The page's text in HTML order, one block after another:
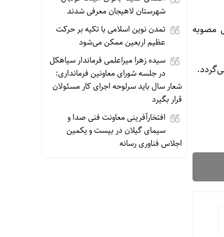
براساس مصوبه
شهرستان لاهیجان معرفی شدند
تمدن نوین اسلامی با تکیه بر حرکت
عظیم اربعین ممکن می‌شود
سیده زهرا میراعلمی فرماندار سیاهکل
در جلسه شورای معاونین فرمانداری:
شعار سال باید سرلوحه اجرای کار مسئولان
قرار بگیرد
افتخارآفرینی معاونت فنی صدا و
سیمای گیلان در بیست و یکمین
اجلاس فناوری رسانه